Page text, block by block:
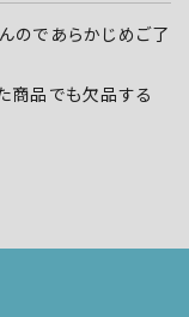
のであらかじめご了
商品でも欠品する